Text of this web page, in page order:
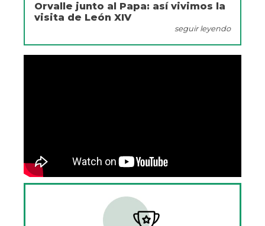
Orvalle junto al Papa: así vivimos la
visita de León XIV
seguir leyendo